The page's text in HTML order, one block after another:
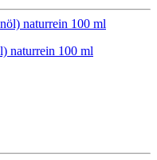
naturrein 100 ml